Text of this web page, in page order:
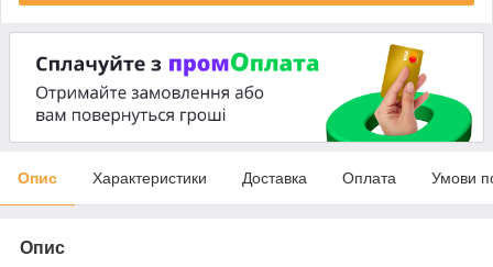
Опис Характеристики Доставка Оплата Умови
Опис